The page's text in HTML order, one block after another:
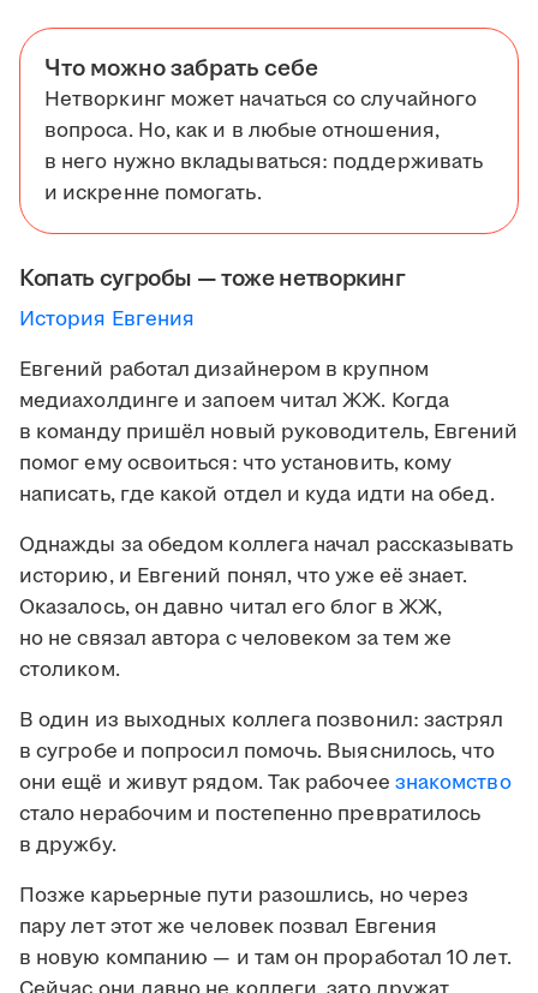
Что можно забрать себе
Нетворкинг может начаться со случайного
вопроса. Но, как и в любые отношения,
в него нужно вкладываться: поддерживать
и искренне помогать.
Копать сугробы — тоже нетворкинг
История Евгения
Евгений работал дизайнером в крупном
медиахолдинге и запоем читал ЖЖ. Когда
в команду пришёл новый руководитель, Евгений
помог ему освоиться: что установить, кому
написать, где какой отдел и куда идти на обед.
Однажды за обедом коллега начал рассказывать
историю, и Евгений понял, что уже её знает.
Оказалось, он давно читал его блог в ЖЖ,
но не связал автора с человеком за тем же
столиком.
В один из выходных коллега позвонил: застрял
в сугробе и попросил помочь. Выяснилось, что
они ещё и живут рядом. Так рабочее знакомство
стало нерабочим и постепенно превратилось
в дружбу.
Позже карьерные пути разошлись, но через
пару лет этот же человек позвал Евгения
в новую компанию — и там он проработал 10 лет.